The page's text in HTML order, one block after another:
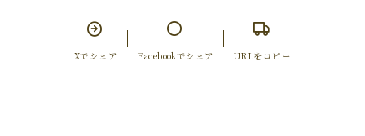
Xでシェア Facebookでシェア URLをコピー